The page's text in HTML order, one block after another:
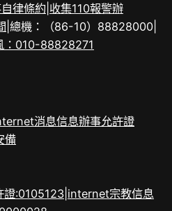
律條約 收集110報警辦
|總機：（86-10）88828000
：010-88828271
消息信息辦事允許證
備
證:0105123 internet宗教信息